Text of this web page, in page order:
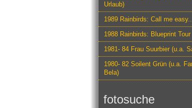
Urlaub)
1989 Rainbirds: Call me
1988 Rainbirds: Blueprint Tour
1981- 84 Frau Suurbier (u.a.
1980- 82 Soilent Grün (u.a.
Bela)
fotosuche